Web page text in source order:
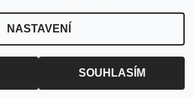
Vytvořil Shoptet
NASTAVENÍ
SOUHLASÍM